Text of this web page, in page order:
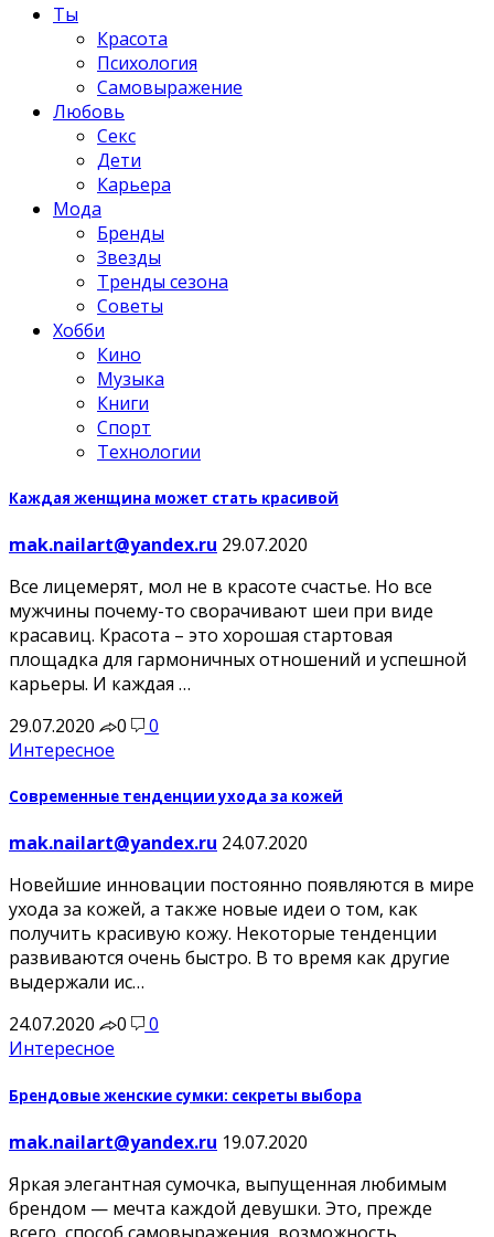
Ты
Красота
Психология
Самовыражение
Любовь
Секс
Дети
Карьера
Мода
Бренды
Звезды
Тренды сезона
Советы
Хобби
Кино
Музыка
Книги
Спорт
Технологии
Каждая женщина может стать красивой
mak.nailart@yandex.ru 29.07.2020
Все лицемерят, мол не в красоте счастье. Но все
мужчины почему-то сворачивают шеи при виде
красавиц. Красота – это хорошая стартовая
площадка для гармоничных отношений и успешной
карьеры. И каждая …
29.07.2020
0
0
Интересное
Современные тенденции ухода за кожей
mak.nailart@yandex.ru 24.07.2020
Новейшие инновации постоянно появляются в мире
ухода за кожей, а также новые идеи о том, как
получить красивую кожу. Некоторые тенденции
развиваются очень быстро. В то время как другие
выдержали ис…
24.07.2020
0
0
Интересное
Брендовые женские сумки: секреты выбора
mak.nailart@yandex.ru 19.07.2020
Яркая элегантная сумочка, выпущенная любимым
брендом — мечта каждой девушки. Это, прежде